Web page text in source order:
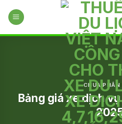
CHƯA PHÂN
Bảng giá xe dịch